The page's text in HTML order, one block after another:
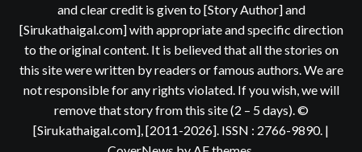
and clear credit is given to [Story Author] and
[Sirukathaigal.com] with appropriate and specific direction
to the original content. It is believed that all the stories on
this site were written by readers or famous authors. We are
not responsible for any rights violated. If you wish, we will
remove that story from this site (2 – 5 days). ©
[Sirukathaigal.com], [2011-2026]. ISSN : 2766-9890. |